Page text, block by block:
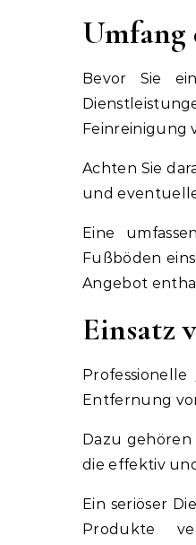
Umfang
Bevor Sie
Feinreinigung
Achten Sie
und
Eine
Fußböden
Angebot
Einsatz
Professionelle
Entfernung
Dazu
die effektiv
Ein seriöser
Produkte